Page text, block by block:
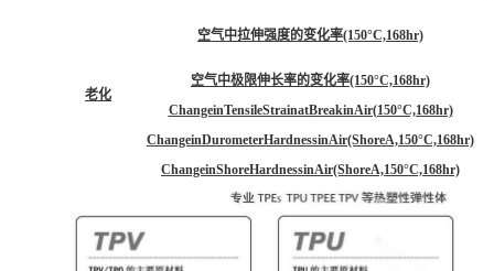
老化
空气中拉伸强度的变化率(150°C,168hr)
空气中极限伸长率的变化率(150°C,168hr)
ChangeinTensileStrainatBreakinAir(150°C,168hr)
ChangeinDurometerHardnessinAir(ShoreA,150°C,168hr)
ChangeinShoreHardnessinAir(ShoreA,150°C,168hr)